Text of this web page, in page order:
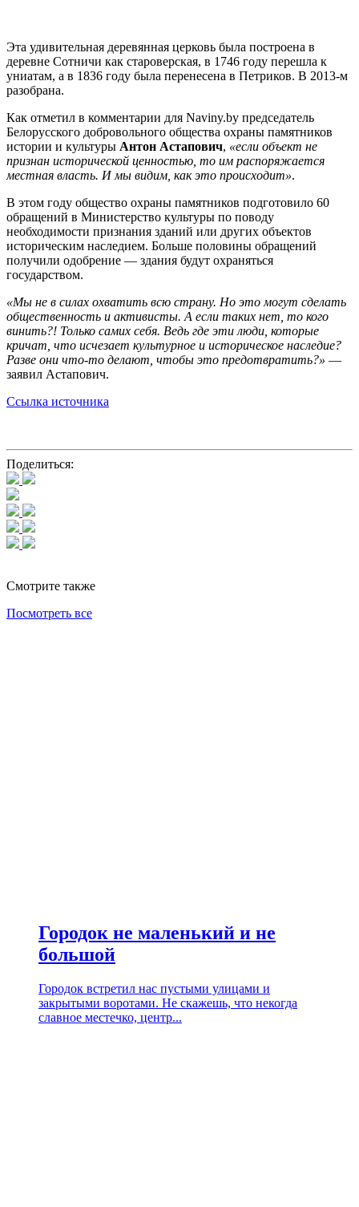
Эта удивительная деревянная церковь была построена в
деревне Сотничи как староверская, в 1746 году перешла к
униатам, а в 1836 году была перенесена в Петриков. В 2013-м
разобрана.
Как отметил в комментарии для Naviny.by председатель
Белорусского добровольного общества охраны памятников
истории и культуры Антон Астапович, «если объект не
признан исторической ценностью, то им распоряжается
местная власть. И мы видим, как это происходит».
В этом году общество охраны памятников подготовило 60
обращений в Министерство культуры по поводу
необходимости признания зданий или других объектов
историческим наследием. Больше половины обращений
получили одобрение — здания будут охраняться
государством.
«Мы не в силах охватить всю страну. Но это могут сделать
общественность и активисты. А если таких нет, то кого
винить?! Только самих себя. Ведь где эти люди, которые
кричат, что исчезает культурное и историческое наследие?
Разве они что-то делают, чтобы это предотвратить?» —
заявил Астапович.
Ссылка источника
Поделиться:
Смотрите также
Посмотреть все
Городок не маленький и не
большой
Городок встретил нас пустыми улицами и
закрытыми воротами. Не скажешь, что некогда
славное местечко, центр...